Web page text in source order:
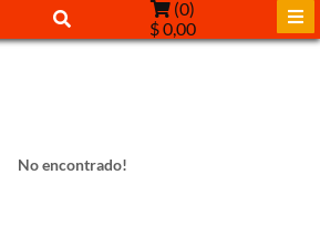
(0)
$ 0,00
No encontrado!